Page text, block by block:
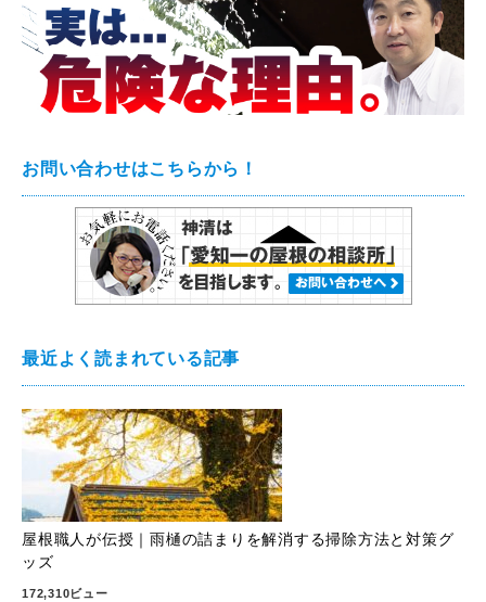
お問い合わせはこちらから！
最近よく読まれている記事
屋根職人が伝授｜雨樋の詰まりを解消する掃除方法と対策グ
ッズ
172,310ビュー